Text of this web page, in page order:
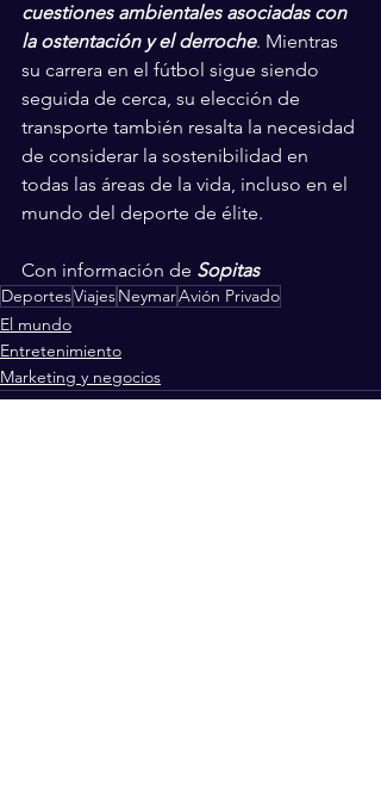
cuestiones ambientales asociadas con
la ostentación y el derroche. Mientras
su carrera en el fútbol sigue siendo
seguida de cerca, su elección de
transporte también resalta la necesidad
de considerar la sostenibilidad en
todas las áreas de la vida, incluso en el
mundo del deporte de élite.
Con información de Sopitas
DeportesViajesNeymarAvión Privado
El mundo
Entretenimiento
Marketing y negocios